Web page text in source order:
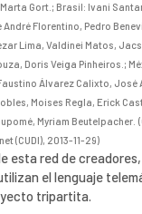
Gort. ; Brasil: Ivani
Florentino, Pedro
Lima, Valdinei Matos,
Doris Veiga Pinheiros. ;
Álvarez Calixto, José
Moises Regla, Erick
Myriam Beutelpacher. (
(CUDI), 2013-11-29)
esta red de
el lenguaje
tripartita.